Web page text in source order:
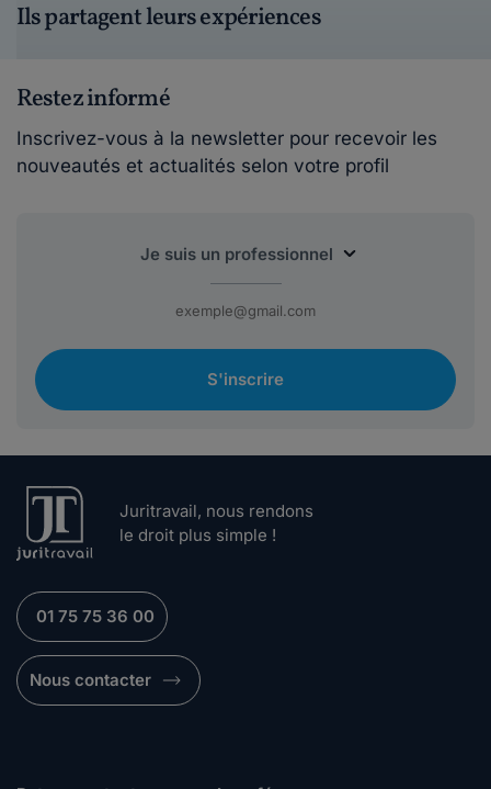
Ils partagent leurs expériences
Restez informé
Inscrivez-vous à la newsletter pour recevoir les
nouveautés et actualités selon votre profil
S'inscrire
Juritravail, nous rendons
le droit plus simple !
01 75 75 36 00
Nous contacter